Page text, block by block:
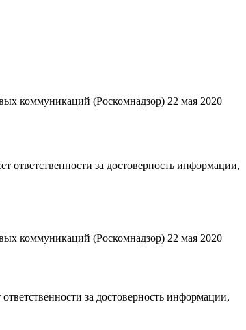
коммуникаций (Роскомнадзор) 22 мая 2020
ответственности за достоверность информации,
коммуникаций (Роскомнадзор) 22 мая 2020
за достоверность информации,